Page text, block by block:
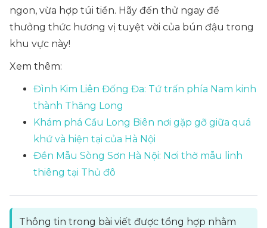
ngon, vừa hợp túi tiền. Hãy đến thử ngay để
thưởng thức hương vị tuyệt vời của bún đậu trong
khu vực này!
Xem thêm:
Đình Kim Liên Đống Đa: Tứ trấn phía Nam kinh
thành Thăng Long
Khám phá Cầu Long Biên nơi gặp gỡ giữa quá
khứ và hiện tại của Hà Nội
Đền Mẫu Sòng Sơn Hà Nội: Nơi thờ mẫu linh
thiêng tại Thủ đô
Thông tin trong bài viết được tổng hợp nhằm